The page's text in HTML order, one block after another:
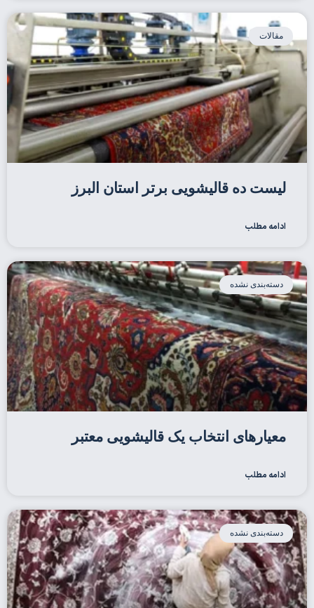
مقالات
لیست ده قالیشویی برتر استان البرز
ادامه مطلب
دسته‌بندی نشده
معیارهای انتخاب یک قالیشویی معتبر
ادامه مطلب
دسته‌بندی نشده